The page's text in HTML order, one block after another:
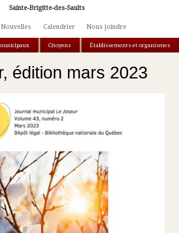
Sainte-Brigitte-des-Saults
Nouvelles Calendrier Nous joindre
Citoyens Établissements et organismes
édition mars 2023